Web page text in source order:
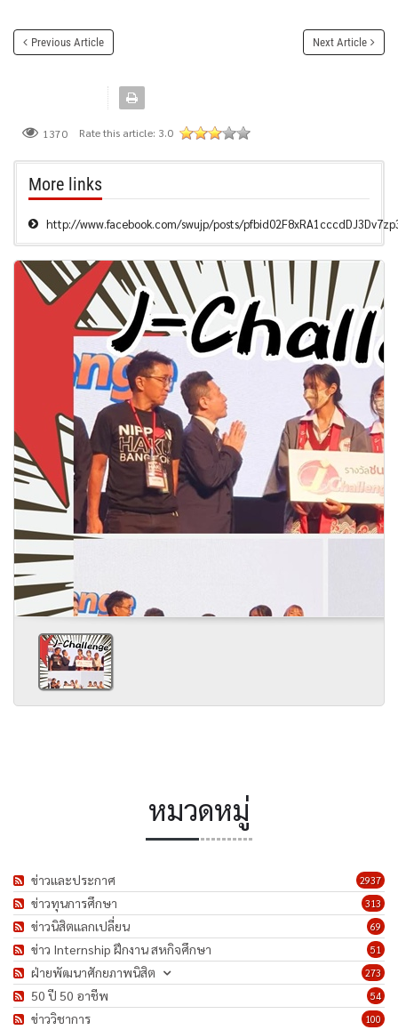
Previous Article Next Article
1370 Rate this article: 3.0
More links
http://www.facebook.com/swujp/posts/
หมวดหมู่
2937
ข่าวและประกาศ
313
ข่าวทุนการศึกษา
69
ข่าวนิสิตแลกเปลี่ยน
51
ข่าว Internship ฝึกงาน สหกิจศึกษา
273
ฝ่ายพัฒนาศักยภาพนิสิต
54
50 ปี 50 อาชีพ
100
ข่าววิชาการ